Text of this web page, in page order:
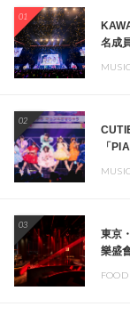
01
名成
02
「
03
東京
樂盛
FOOD